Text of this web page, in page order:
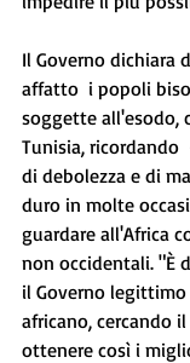
Il Governo dichiara
affatto  i popoli
soggette all'esodo,
Tunisia, ricordando
di debolezza e di
duro in molte
guardare all'Africa
non occidentali. "È
il Governo
africano, cercando
ottenere così i